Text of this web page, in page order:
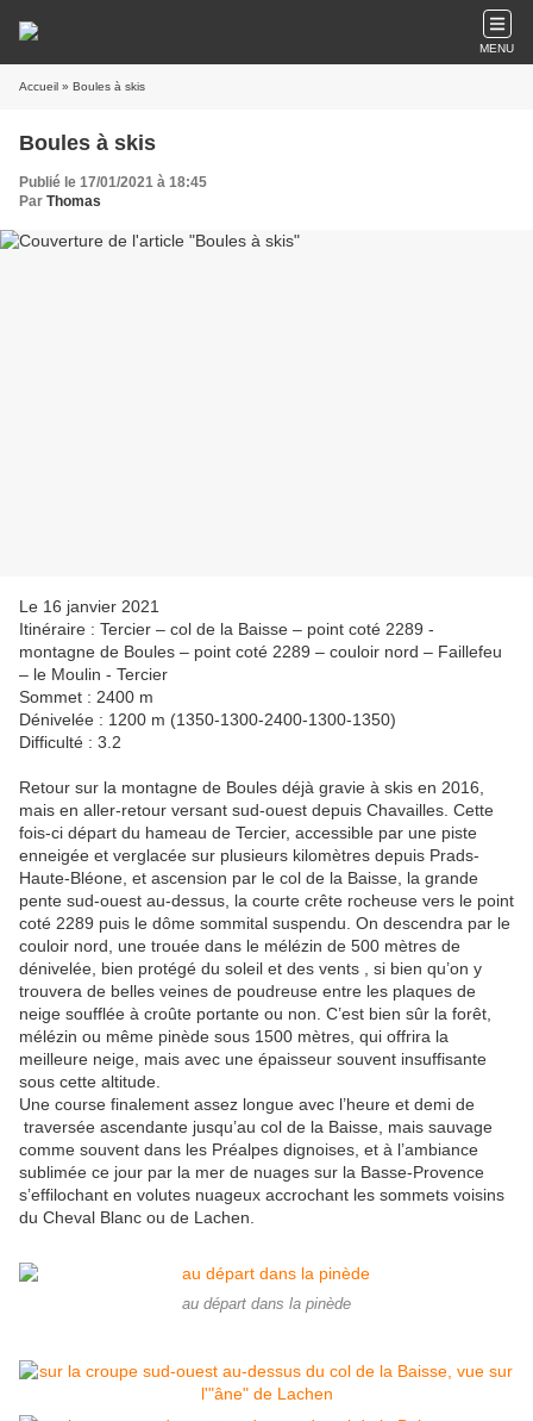
MENU
Accueil » Boules à skis
Boules à skis
Publié le 17/01/2021 à 18:45
Par Thomas
Le 16 janvier 2021
Itinéraire : Tercier – col de la Baisse – point coté 2289 -
montagne de Boules – point coté 2289 – couloir nord – Faillefeu
– le Moulin - Tercier
Sommet : 2400 m
Dénivelée : 1200 m (1350-1300-2400-1300-1350)
Difficulté : 3.2
Retour sur la montagne de Boules déjà gravie à skis en 2016,
mais en aller-retour versant sud-ouest depuis Chavailles. Cette
fois-ci départ du hameau de Tercier, accessible par une piste
enneigée et verglacée sur plusieurs kilomètres depuis Prads-
Haute-Bléone, et ascension par le col de la Baisse, la grande
pente sud-ouest au-dessus, la courte crête rocheuse vers le point
coté 2289 puis le dôme sommital suspendu. On descendra par le
couloir nord, une trouée dans le mélézin de 500 mètres de
dénivelée, bien protégé du soleil et des vents , si bien qu’on y
trouvera de belles veines de poudreuse entre les plaques de
neige soufflée à croûte portante ou non. C’est bien sûr la forêt,
mélézin ou même pinède sous 1500 mètres, qui offrira la
meilleure neige, mais avec une épaisseur souvent insuffisante
sous cette altitude.
Une course finalement assez longue avec l’heure et demi de
traversée ascendante jusqu’au col de la Baisse, mais sauvage
comme souvent dans les Préalpes dignoises, et à l’ambiance
sublimée ce jour par la mer de nuages sur la Basse-Provence
s’effilochant en volutes nuageux accrochant les sommets voisins
du Cheval Blanc ou de Lachen.
au départ dans la pinède